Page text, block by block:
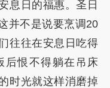
息日的福惠。圣日
并不是说要烹调20
往往在安息日吃得
后恨不得躺在吊床
时光就这样消磨掉